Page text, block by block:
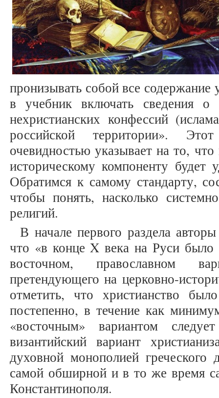
пронизывать собой все содержание
в учебник включать сведения о
нехристианских конфессий
российской территории».
очевидностью указывает на то,
историческому компоненту будет
Обратимся к самому стандарту,
чтобы понять, насколько
религий.
В начале первого раздела
что «в конце X века на Руси было
восточном, православном
претендующего на церковно-
отметить, что христианство
постепенно, в течение как
«восточным» вариантом
византийский вариант
духовной монополией греческого
самой обширной и в то же время
Константинополя.